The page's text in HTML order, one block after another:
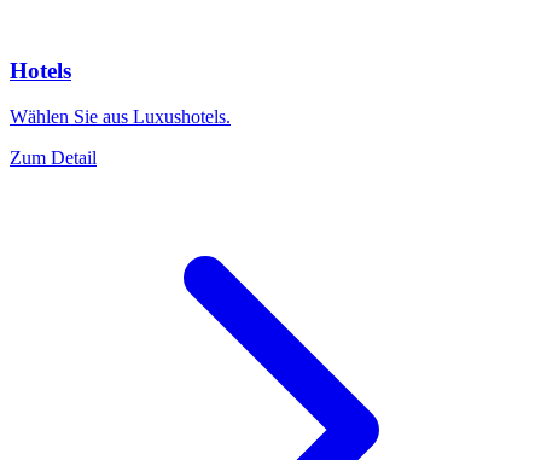
Hotels
Wählen Sie aus Luxushotels.
Zum Detail